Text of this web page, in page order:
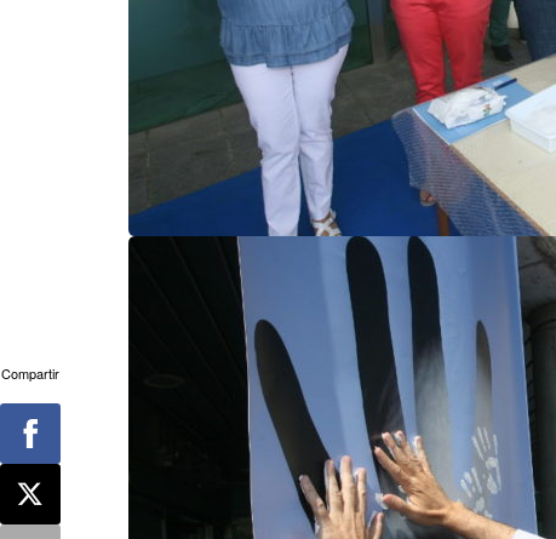
Compartir